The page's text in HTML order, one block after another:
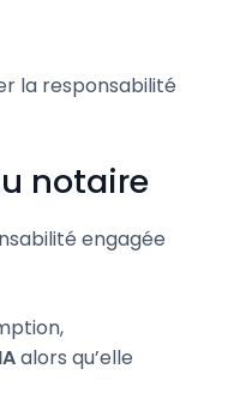
la responsabilité
notaire
engagée
alors qu’elle